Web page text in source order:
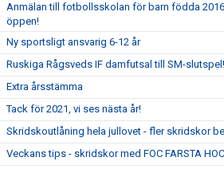
Anmälan till fotbollsskolan för barn födda
öppen!
Ny sportsligt ansvarig 6-12 år
Ruskiga Rågsveds IF damfutsal till SM-slutspel!
Extra årsstämma
Tack för 2021, vi ses nästa år!
Skridskoutlåning hela jullovet - fler skridskor
Veckans tips - skridskor med FOC FARSTA